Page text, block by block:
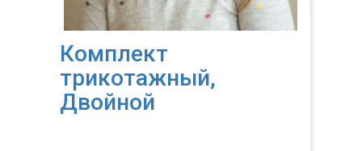
Комплект
трикотажный,
Двойной